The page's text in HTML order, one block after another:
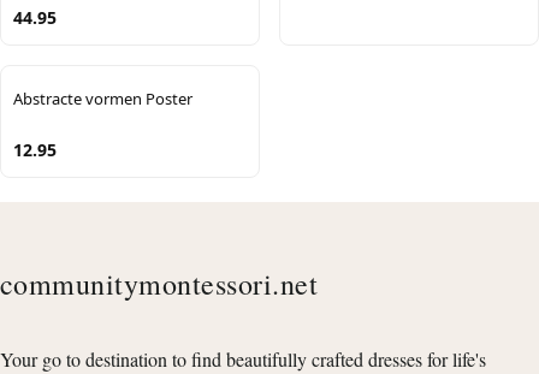
44.95
Abstracte vormen Poster
12.95
communitymontessori.net
Your go to destination to find beautifully crafted dresses for life's